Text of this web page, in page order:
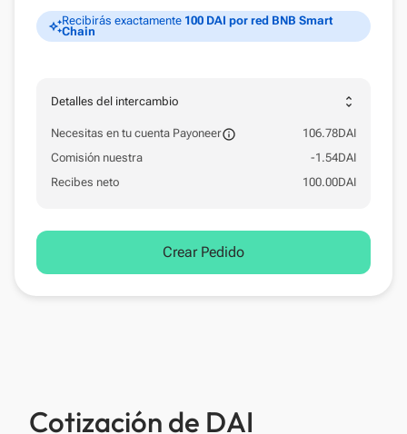
auto_awesomeRecibirás exactamente 100 DAI por red BNB Smart
Chain
Detalles del intercambio unfold_more
Necesitas en tu cuenta Payoneer 106.78DAI
Comisión nuestra
-1.54DAI
Recibes neto
100.00DAI
Crear Pedido
Cotización de DAI